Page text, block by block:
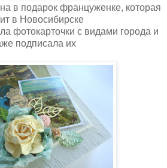
в подарок француженке, которая
в Новосибирске
фотокарточки с видами города и
подписала их